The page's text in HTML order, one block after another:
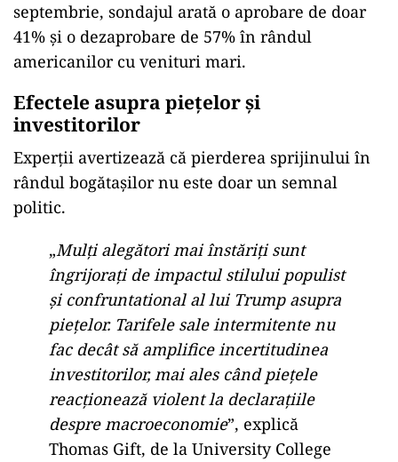
septembrie, sondajul arată o aprobare de doar
41% și o dezaprobare de 57% în rândul
americanilor cu venituri mari.
Efectele asupra piețelor și
investitorilor
Experții avertizează că pierderea sprijinului în
rândul bogătașilor nu este doar un semnal
politic.
„Mulți alegători mai înstăriți sunt
îngrijorați de impactul stilului populist
și confruntational al lui Trump asupra
piețelor. Tarifele sale intermitente nu
fac decât să amplifice incertitudinea
investitorilor, mai ales când piețele
reacționează violent la declarațiile
despre macroeconomie”, explică
Thomas Gift, de la University College